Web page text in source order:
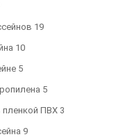
19
10
5
5
пленкой ПВХ 3
9